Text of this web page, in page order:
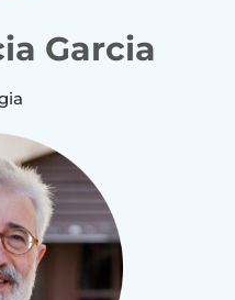
Garcia